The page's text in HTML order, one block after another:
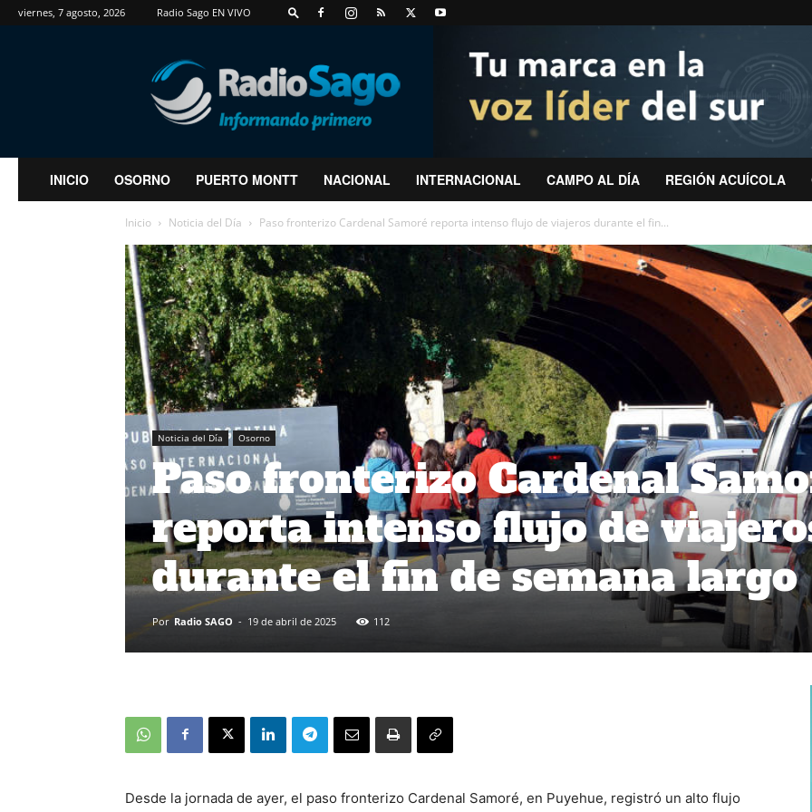
viernes, 7 agosto, 2026 Radio Sago EN VIVO
RadioSago
INICIO OSORNO PUERTO MONTT NACIONAL INTERNACIONAL CAMPO AL DÍA REGIÓN ACUÍCOLA
Inicio Noticia del Día Paso fronterizo Cardenal Samoré reporta intenso flujo de viajeros durante el fin...
Noticia del Día Osorno
Paso fronterizo Cardenal
reporta intenso flujo de
durante el fin de semana largo
Por Radio SAGO - 19 de abril de 2025 112
Desde la jornada de ayer, el paso fronterizo Cardenal Samoré, en Puyehue, registró un alto flujo